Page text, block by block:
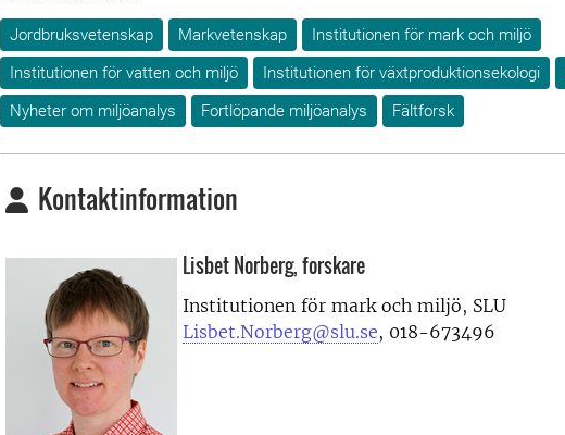
Jordbruksvetenskap Markvetenskap
Institutionen för mark och miljö
Institutionen för vatten och miljö
Institutionen för växtproduktionsekologi
Nyheter om miljöanalys
Fortlöpande miljöanalys Fältforsk
Kontaktinformation
Lisbet Norberg, forskare
Institutionen för mark och miljö, SLU
Lisbet.Norberg@slu.se, 018-673496